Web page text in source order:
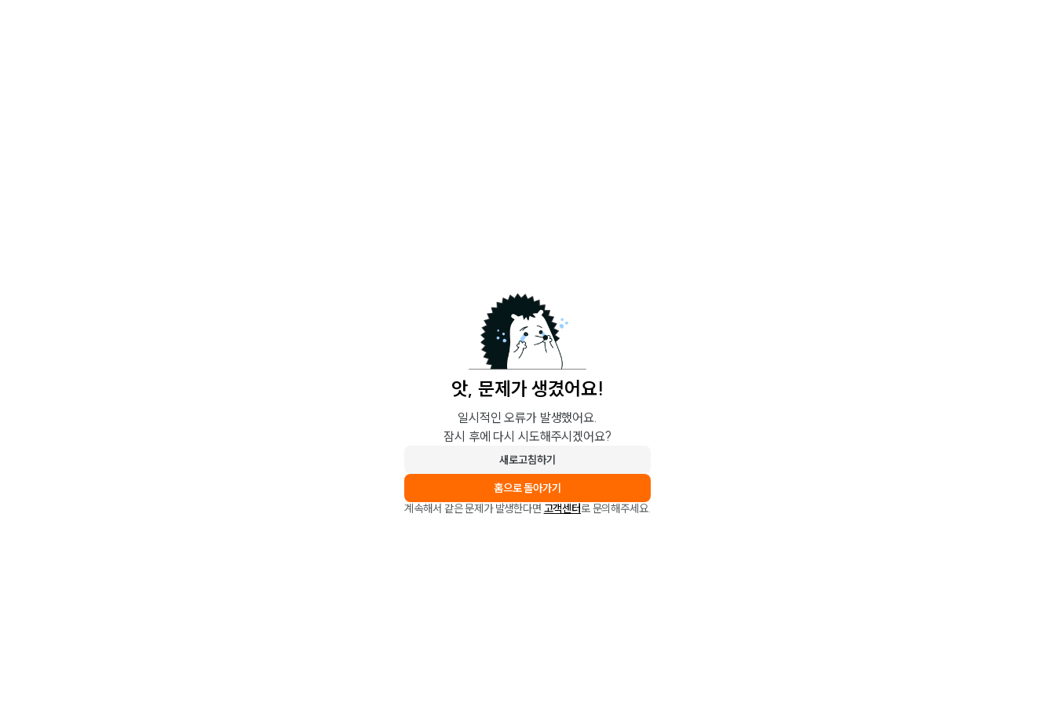
앗, 문제가 생겼어요!
일시적인 오류가 발생했어요.
잠시 후에 다시 시도해주시겠어요?
새로고침하기
홈으로 돌아가기
계속해서 같은 문제가 발생한다면 고객센터로 문의해주세요.